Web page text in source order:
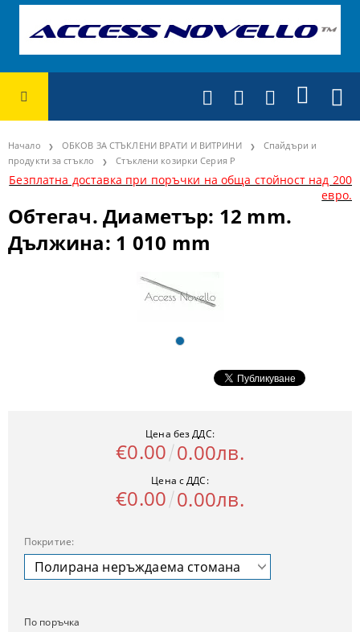
Начало ОБКОВ ЗА СТЪКЛЕНИ ВРАТИ И ВИТРИНИ
Спайдъри и
продукти за стъкло
Стъклени козирки Серия P
Безплатна доставка при поръчки на обща стойност над 200
евро.
Обтегач. Диаметър: 12 mm.
Дължина: 1 010 mm
Цена без ДДС:
€0.00 0.00лв.
Цена с ДДС:
€0.00 0.00лв.
Покритие:
По поръчка